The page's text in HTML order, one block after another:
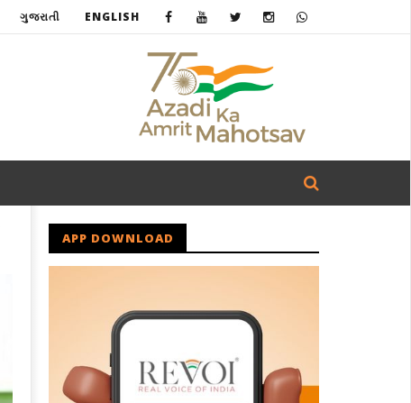
ગુજરાતી ENGLISH
APP DOWNLOAD